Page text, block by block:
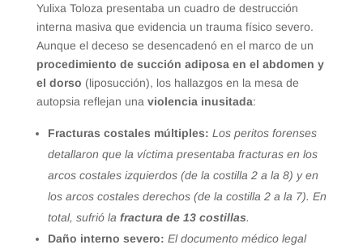
Yulixa Toloza presentaba un cuadro de destrucción
interna masiva que evidencia un trauma físico severo.
Aunque el deceso se desencadenó en el marco de un
procedimiento de succión adiposa en el abdomen y
el dorso (liposucción), los hallazgos en la mesa de
autopsia reflejan una violencia inusitada:
Fracturas costales múltiples: Los peritos forenses
detallaron que la víctima presentaba fracturas en los
arcos costales izquierdos (de la costilla 2 a la 8) y en
los arcos costales derechos (de la costilla 2 a la 7). En
total, sufrió la fractura de 13 costillas.
Daño interno severo: El documento médico legal